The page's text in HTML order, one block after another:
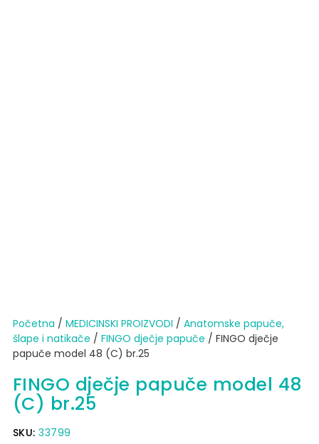
Početna / MEDICINSKI PROIZVODI / Anatomske papuče,
šlape i natikače / FINGO dječje papuče / FINGO dječje
papuče model 48 (C) br.25
FINGO dječje papuče model 48
(C) br.25
SKU:33799